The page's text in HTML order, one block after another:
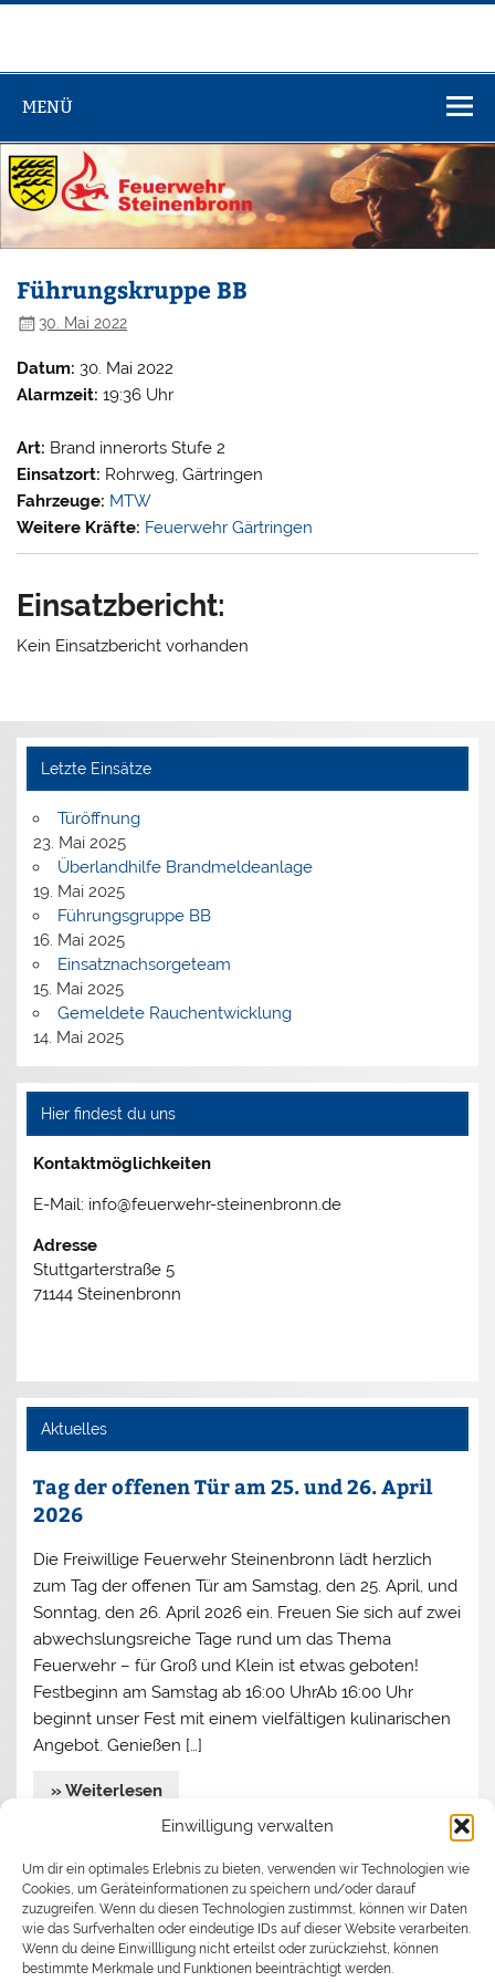
Einwilligung verwalten
Um dir ein optimales Erlebnis zu bieten, verwenden wir Technologien wie
Cookies, um Geräteinformationen zu speichern und/oder darauf
zuzugreifen. Wenn du diesen Technologien zustimmst, können wir Daten
wie das Surfverhalten oder eindeutige IDs auf dieser Website verarbeiten.
Wenn du deine Einwillligung nicht erteilst oder zurückziehst, können
bestimmte Merkmale und Funktionen beeinträchtigt werden.
Zum
Steinenbronn
MENÜ
Führungskruppe BB
30. Mai 2022
Datum: 30. Mai 2022
Alarmzeit: 19:36 Uhr
Art: Brand innerorts Stufe 2
Einsatzort: Rohrweg, Gärtringen
Fahrzeuge: MTW
Weitere Kräfte: Feuerwehr Gärtringen
Einsatzbericht:
Kein Einsatzbericht vorhanden
Letzte Einsätze
Türöffnung
23. Mai 2025
Überlandhilfe Brandmeldeanlage
19. Mai 2025
Führungsgruppe BB
16. Mai 2025
Einsatznachsorgeteam
15. Mai 2025
Gemeldete Rauchentwicklung
14. Mai 2025
Hier findest du uns
Kontaktmöglichkeiten
E-Mail: info@feuerwehr-steinenbronn.de
Adresse
Stuttgarterstraße 5
71144 Steinenbronn
Aktuelles
Tag der offenen Tür am 25. und 26. April
2026
Die Freiwillige Feuerwehr Steinenbronn lädt herzlich
zum Tag der offenen Tür am Samstag, den 25. April, und
Sonntag, den 26. April 2026 ein. Freuen Sie sich auf zwei
abwechslungsreiche Tage rund um das Thema
Feuerwehr – für Groß und Klein ist etwas geboten!
Festbeginn am Samstag ab 16:00 UhrAb 16:00 Uhr
beginnt unser Fest mit einem vielfältigen kulinarischen
Angebot. Genießen […]
» Weiterlesen
Jahreshauptversammlung 2026
Begrüßen durfte Kommandant Stefan Turata
Bürgermeister Ronny Habakuk und seine Assistentin
Judith Epp, die Gemeinderäte Ingrid Brauner, Margit